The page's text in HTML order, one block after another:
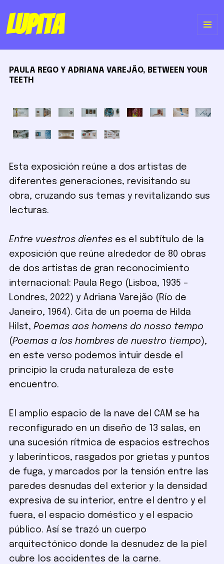
Lupita
PAULA REGO Y ADRIANA VAREJÃO, BETWEEN YOUR
TEETH
Esta exposición reúne a dos artistas de
diferentes generaciones, revisitando su
obra, cruzando sus temas y revitalizando sus
lecturas.
Entre vuestros dientes es el subtítulo de la
exposición que reúne alrededor de 80 obras
de dos artistas de gran reconocimiento
internacional: Paula Rego (Lisboa, 1935 –
Londres, 2022) y Adriana Varejão (Río de
Janeiro, 1964). Cita de un poema de Hilda
Hilst,Poemas aos homens do nosso tempo
(Poemas a los hombres de nuestro tiempo),
en este verso podemos intuir desde el
principio la cruda naturaleza de este
encuentro.
El amplio espacio de la nave del CAM se ha
reconfigurado en un diseño de 13 salas, en
una sucesión rítmica de espacios estrechos
y laberínticos, rasgados por grietas y puntos
de fuga, y marcados por la tensión entre las
paredes desnudas del exterior y la densidad
expresiva de su interior, entre el dentro y el
fuera, el espacio doméstico y el espacio
público. Así se trazó un cuerpo
arquitectónico donde la desnudez de la piel
cubre los accidentes de la carne.